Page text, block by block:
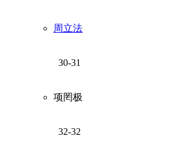
周立法
30-31
项罔极
32-32